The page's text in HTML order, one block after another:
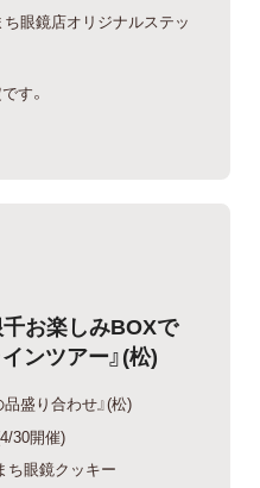
眼鏡店オリジナルステッ
す。
千お楽しみBOXで
ンツアー』(松)
盛り合わせ』(松)
30開催)
ち眼鏡クッキー